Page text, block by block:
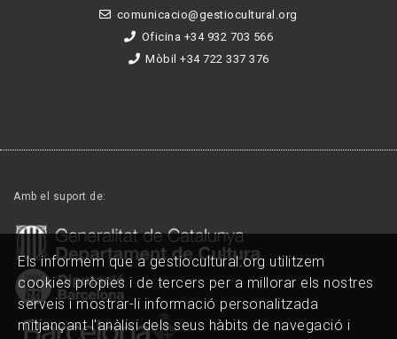
comunicacio@gestiocultural.org
Oficina +34 932 703 566
Mòbil +34 722 337 376
Amb el suport de:
Els informem que a gestiocultural.org utilitzem
cookies pròpies i de tercers per a millorar els nostres
serveis i mostrar-li informació personalitzada
mitjançant l'anàlisi dels seus hàbits de navegació i